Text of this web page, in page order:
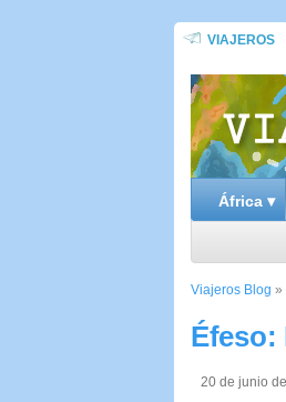
VIAJEROS
África ▾
Viajeros Blog »
Éfeso:
20 de junio